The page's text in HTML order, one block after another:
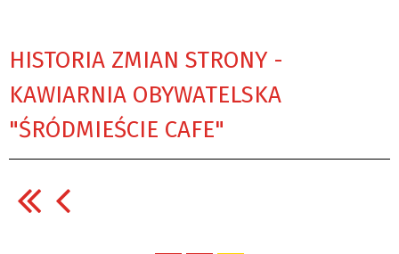
HISTORIA ZMIAN STRONY -
KAWIARNIA OBYWATELSKA
"ŚRÓDMIEŚCIE CAFE"